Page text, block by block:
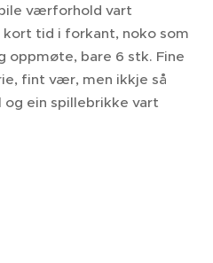
værforhold vart
tid i forkant, noko som
oppmøte, bare 6 stk. Fine
fint vær, men ikkje så
og ein spillebrikke vart